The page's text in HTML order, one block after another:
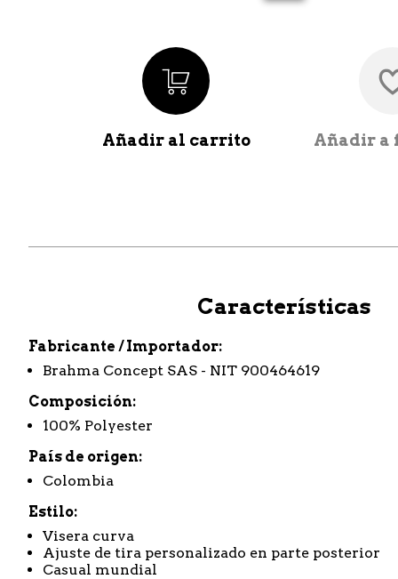
Añadir al carrito Añadir a
Características
Fabricante / Importador
Brahma Concept SAS - NIT 900464619
Composición
100% Polyester
País de origen
Colombia
Estilo
Visera curva
Ajuste de tira personalizado en parte posterior
Casual mundial